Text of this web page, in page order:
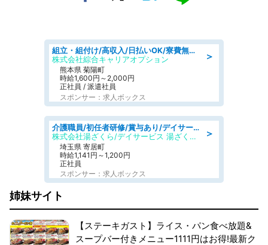
＞
組立・組付け/高収入/日払いOK/寮費無料/交替制/20・30・40代活躍中
株式会社綜合キャリアオプション
熊本県 菊陽町
時給1,600円～2,000円
正社員 / 派遣社員
スポンサー：求人ボックス
＞
介護職員/初任者研修/賞与あり/デイサービスの介護士/日勤のみ
株式会社湯ざくら/デイサービス 湯ざくらケアリゾート
埼玉県 寄居町
時給1,141円～1,200円
正社員
スポンサー：求人ボックス
姉妹サイト
【ステーキガスト】ライス・パン食べ放題&
スープバー付きメニュー1111円はお得!最新ク